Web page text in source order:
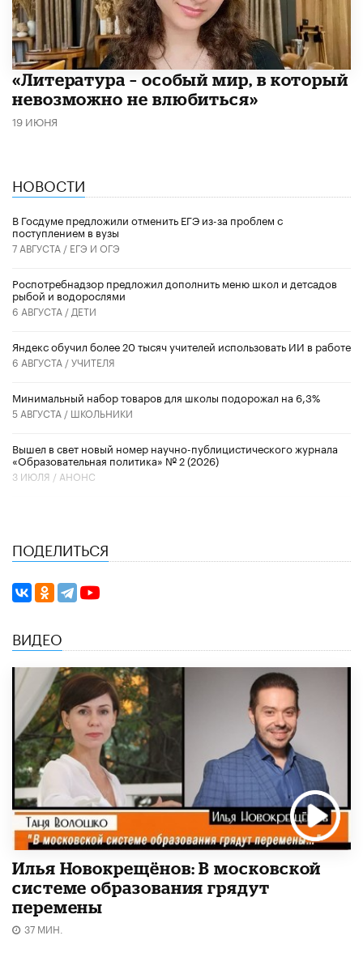
​«Литература – особый мир, в который
невозможно не влюбиться»
19 ИЮНЯ
НОВОСТИ
В Госдуме предложили отменить ЕГЭ из-за проблем с
поступлением в вузы
7 АВГУСТА / ЕГЭ И ОГЭ
Роспотребнадзор предложил дополнить меню школ и детсадов
рыбой и водорослями
6 АВГУСТА / ДЕТИ
​Яндекс обучил более 20 тысяч учителей использовать ИИ в работе
6 АВГУСТА /УЧИТЕЛЯ
Минимальный набор товаров для школы подорожал на 6,3%
5 АВГУСТА / ШКОЛЬНИКИ
Вышел в свет новый номер научно-публицистического журнала
«Образовательная политика» № 2 (2026)
3 ИЮЛЯ / АНОНС
ПОДЕЛИТЬСЯ
ВИДЕО
Илья Новокрещёнов: В московской
системе образования грядут
перемены
37 МИН.